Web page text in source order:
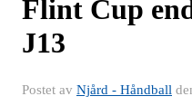
Flint Cup
J13
Postet av Njård - Håndball